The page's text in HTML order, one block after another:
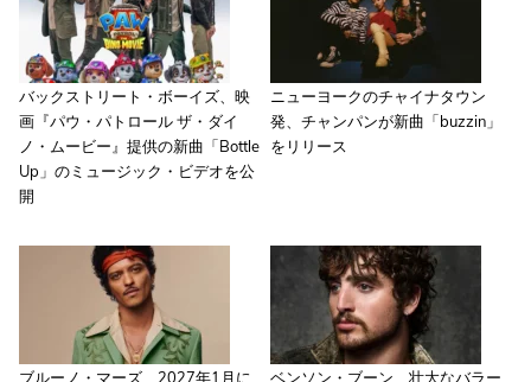
バックストリート・ボーイズ、映
画『パウ・パトロール ザ・ダイ
ノ・ムービー』提供の新曲「Bottle
Up」のミュージック・ビデオを公
開
ニューヨークのチャイナタウン
発、チャンパンが新曲「buzzin」
をリリース
ブルーノ・マーズ、2027年1月に ベンソン・ブーン、壮大なバラー